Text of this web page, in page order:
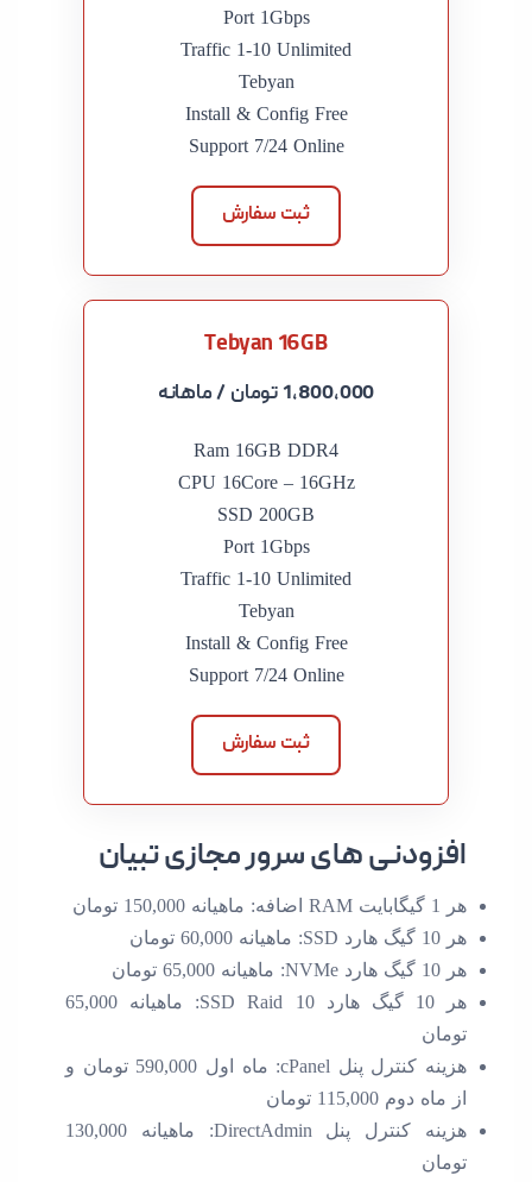
Port 1Gbps
Traffic 1-10 Unlimited
Tebyan
Install & Config Free
Support 7/24 Online
ثبت سفارش
Tebyan 16GB
1,800,000 تومان / ماهانه
Ram 16GB DDR4
CPU 16Core – 16GHz
SSD 200GB
Port 1Gbps
Traffic 1-10 Unlimited
Tebyan
Install & Config Free
Support 7/24 Online
ثبت سفارش
افزودنی های سرور مجازی تبیان
هر 1 گیگابایت RAM اضافه: ماهیانه 150,000 تومان
هر 10 گیگ هارد SSD: ماهیانه 60,000 تومان
هر 10 گیگ هارد NVMe: ماهیانه 65,000 تومان
هر 10 گیگ هارد SSD Raid 10: ماهیانه 65,000
تومان
هزینه کنترل پنل cPanel: ماه اول 590,000 تومان و
از ماه دوم 115,000 تومان
هزینه کنترل پنل DirectAdmin: ماهیانه 130,000
تومان